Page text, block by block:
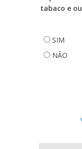
tabaco e
SIM
NÃO